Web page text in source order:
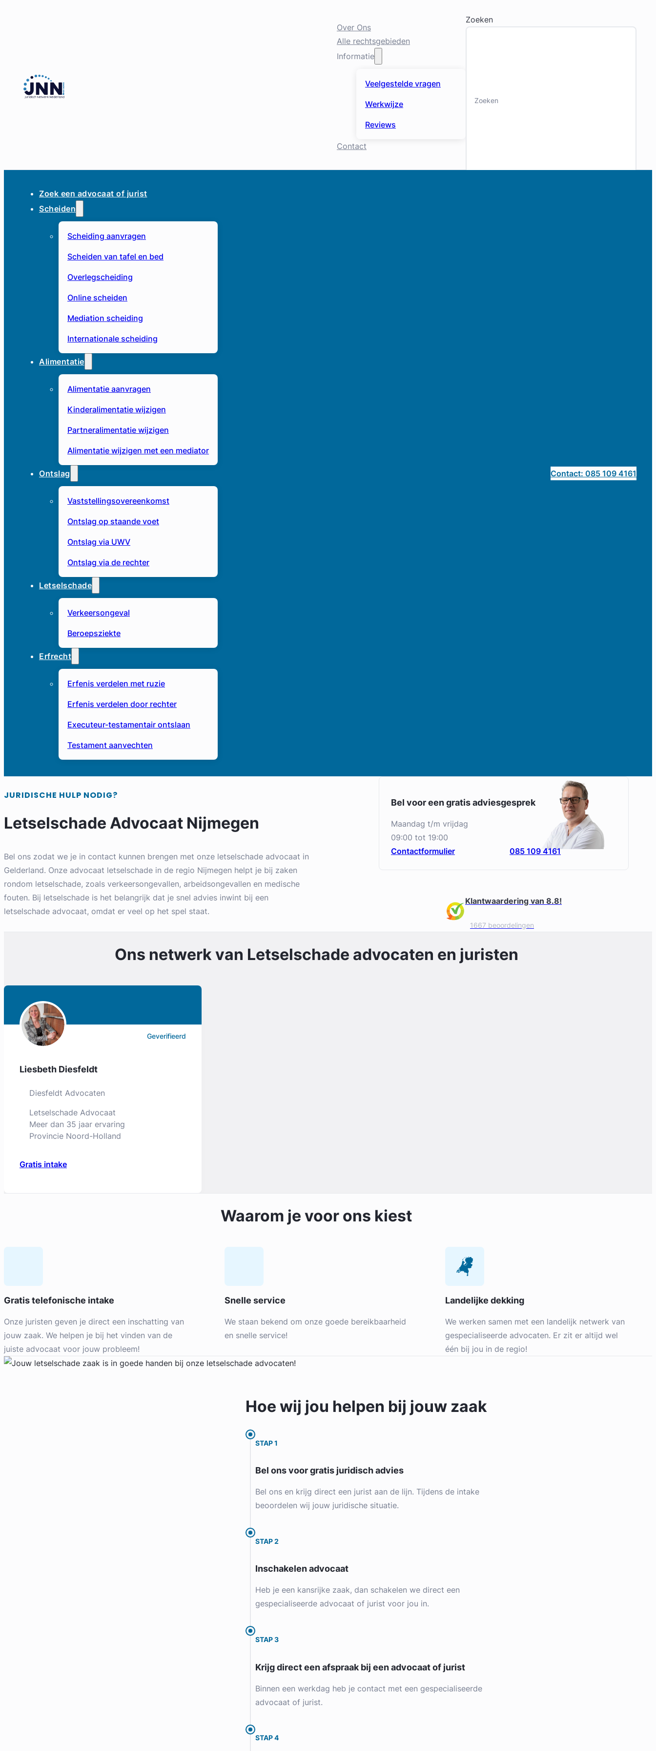
Over Ons
Alle rechtsgebieden
Informatie
Veelgestelde vragen
Werkwijze
Reviews
Contact
Zoeken
Zoek een advocaat of jurist
Scheiden
Scheiding aanvragen
Scheiden van tafel en bed
Overlegscheiding
Online scheiden
Mediation scheiding
Internationale scheiding
Alimentatie
Alimentatie aanvragen
Kinderalimentatie wijzigen
Partneralimentatie wijzigen
Alimentatie wijzigen met een mediator
Ontslag
Vaststellingsovereenkomst
Ontslag op staande voet
Ontslag via UWV
Ontslag via de rechter
Letselschade
Verkeersongeval
Beroepsziekte
Erfrecht
Erfenis verdelen met ruzie
Erfenis verdelen door rechter
Executeur-testamentair ontslaan
Testament aanvechten
Contact: 085 109 4161
JURIDISCHE HULP NODIG?
Letselschade Advocaat Nijmegen
Bel ons zodat we je in contact kunnen brengen met onze letselschade advocaat in
Gelderland. Onze advocaat letselschade in de regio Nijmegen helpt je bij zaken
rondom letselschade, zoals verkeersongevallen, arbeidsongevallen en medische
fouten. Bij letselschade is het belangrijk dat je snel advies inwint bij een
letselschade advocaat, omdat er veel op het spel staat.
Bel voor een gratis adviesgesprek
maandag t/m vrijdag
09:00 tot 19:00
Contactformulier
085 109 4161
Klantwaardering van 8.8!
1667 beoordelingen
Ons netwerk van Letselschade advocaten en juristen
Geverifieerd
Liesbeth Diesfeldt
Diesfeldt Advocaten
Letselschade Advocaat
Meer dan 35 jaar ervaring
Provincie Noord-Holland
Gratis intake
Diesfeldt Advocaten
Letselschade Advocaat
Meer dan 35 jaar ervaring
Provincie Noord-Holland
Waarom je voor ons kiest
Gratis telefonische intake
Onze juristen geven je direct een inschatting van
jouw zaak. We helpen je bij het vinden van de
juiste advocaat voor jouw probleem!
Snelle service
We staan bekend om onze goede bereikbaarheid
en snelle service!
Landelijke dekking
We werken samen met een landelijk netwerk van
gespecialiseerde advocaten. Er zit er altijd wel
één bij jou in de regio!
Hoe wij jou helpen bij jouw zaak
STAP 1
Bel ons voor gratis juridisch advies
Bel ons en krijg direct een jurist aan de lijn. Tijdens de intake
beoordelen wij jouw juridische situatie.
STAP 2
Inschakelen advocaat
Heb je een kansrijke zaak, dan schakelen we direct een
gespecialiseerde advocaat of jurist voor jou in.
STAP 3
Krijg direct een afspraak bij een advocaat of jurist
Binnen een werkdag heb je contact met een gespecialiseerde
advocaat of jurist.
STAP 4